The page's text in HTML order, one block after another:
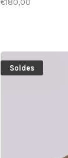
€180,00
Soldes